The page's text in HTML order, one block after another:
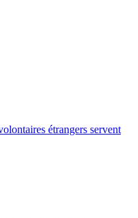
étrangers servent